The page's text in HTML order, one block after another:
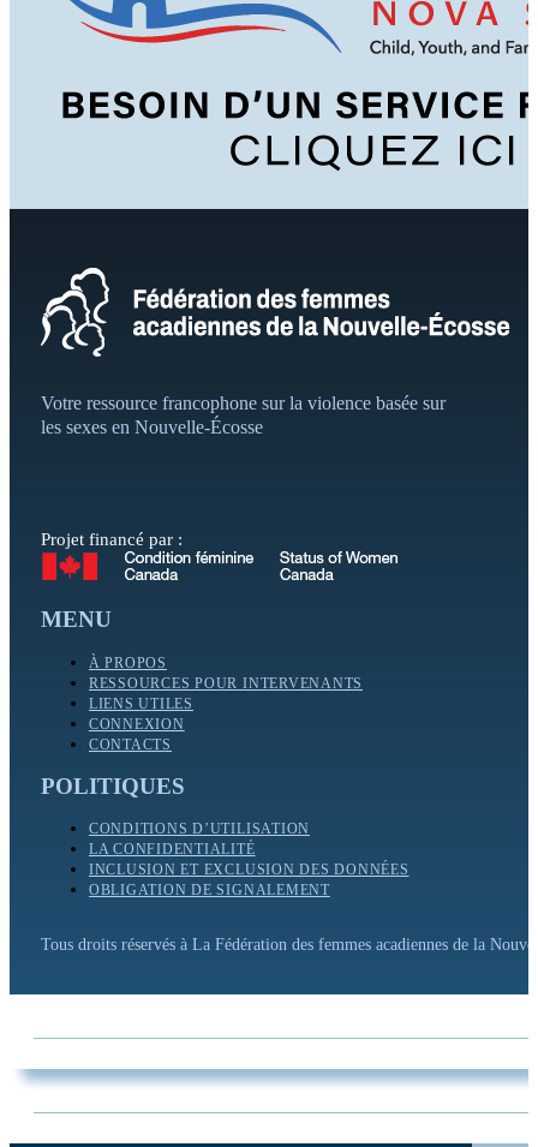
Votre ressource francophone sur la violence basée sur
les sexes en Nouvelle-Écosse
Projet financé par :
MENU
À PROPOS
RESSOURCES POUR INTERVENANTS
LIENS UTILES
CONNEXION
CONTACTS
POLITIQUES
CONDITIONS D’UTILISATION
LA CONFIDENTIALITÉ
INCLUSION ET EXCLUSION DES DONNÉES
OBLIGATION DE SIGNALEMENT
Tous droits réservés à La Fédération des femmes acadiennes de la